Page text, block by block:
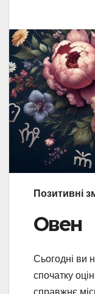
Позитивні
Овен
Сьогодні ви
спочатку
справжнє